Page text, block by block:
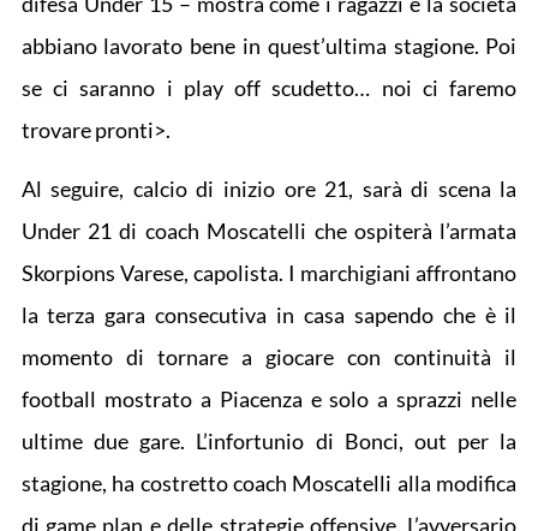
abbiano lavorato bene in quest’ultima stagione. Poi
se ci saranno i play off scudetto… noi ci faremo
trovare pronti>.
Al seguire, calcio di inizio ore 21, sarà di scena la
Under 21 di coach Moscatelli che ospiterà l’armata
Skorpions Varese, capolista. I marchigiani affrontano
la terza gara consecutiva in casa sapendo che è il
momento di tornare a giocare con continuità il
football mostrato a Piacenza e solo a sprazzi nelle
ultime due gare. L’infortunio di Bonci, out per la
stagione, ha costretto coach Moscatelli alla modifica
di game plan e delle strategie offensive. L’avversario